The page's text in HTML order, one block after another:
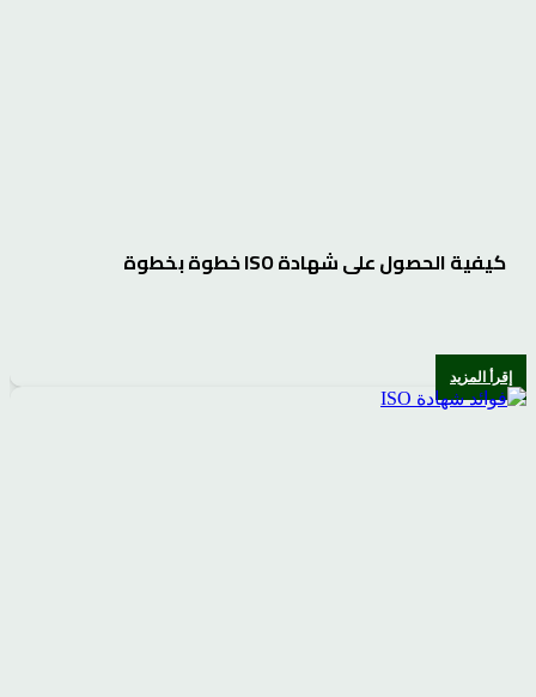
كيفية الحصول على شهادة ISO خطوة بخطوة
إقرأ المزيد